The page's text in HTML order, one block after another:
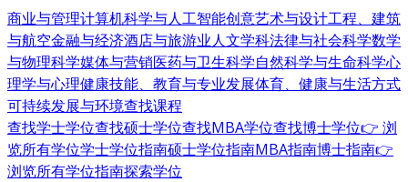
商业与管理计算机科学与人工智能创意艺术与设计工程、建筑
与航空金融与经济酒店与旅游业人文学科法律与社会科学数学
与物理科学媒体与营销医药与卫生科学自然科学与生命科学心
理学与心理健康技能、教育与专业发展体育、健康与生活方式
可持续发展与环境查找课程
查找学士学位查找硕士学位查找MBA学位查找博士学位👉 浏
览所有学位学士学位指南硕士学位指南MBA指南博士指南👉
浏览所有学位指南探索学位